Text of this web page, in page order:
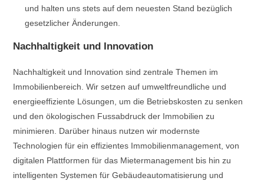
und halten uns stets auf dem neuesten Stand bezüglich
gesetzlicher Änderungen.
Nachhaltigkeit und Innovation
Nachhaltigkeit und Innovation sind zentrale Themen im
Immobilienbereich. Wir setzen auf umweltfreundliche und
energieeffiziente Lösungen, um die Betriebskosten zu senken
und den ökologischen Fussabdruck der Immobilien zu
minimieren. Darüber hinaus nutzen wir modernste
Technologien für ein effizientes Immobilienmanagement, von
digitalen Plattformen für das Mietermanagement bis hin zu
intelligenten Systemen für Gebäudeautomatisierung und